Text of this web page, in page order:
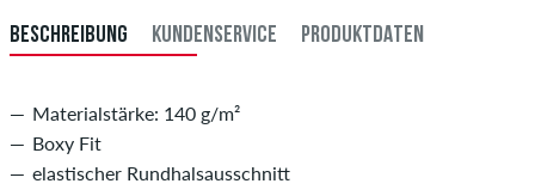
BESCHREIBUNG KUNDENSERVICE PRODUKTDATEN
Materialstärke: 140 g/m²
Boxy Fit
elastischer Rundhalsausschnitt